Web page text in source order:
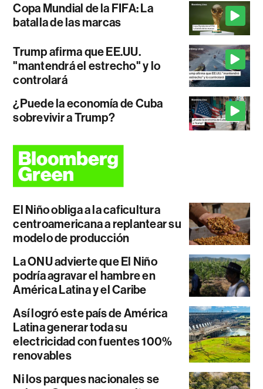
Copa Mundial de la FIFA: La
batalla de las marcas
Trump afirma que EE.UU.
"mantendrá el estrecho" y lo
controlará
¿Puede la economía de Cuba
sobrevivir a Trump?
El Niño obliga a la caficultura
centroamericana a replantear su
modelo de producción
La ONU advierte que El Niño
podría agravar el hambre en
América Latina y el Caribe
Así logró este país de América
Latina generar toda su
electricidad con fuentes 100%
renovables
Ni los parques nacionales se